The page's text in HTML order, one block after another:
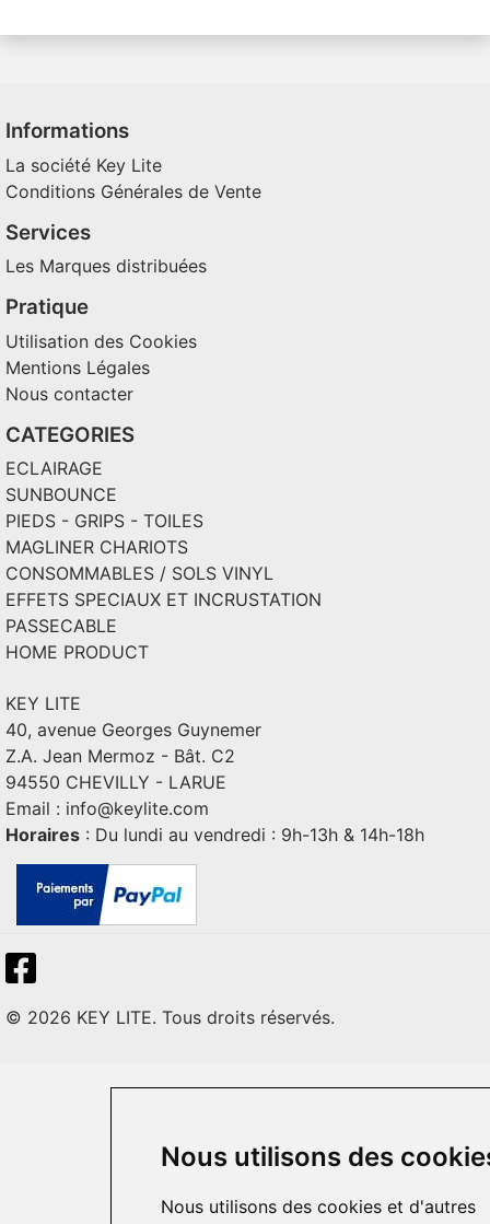
Nous utilisons des
Nous utilisons des cookies et d'autres
Informations
La société Key Lite
Conditions Générales de Vente
Services
Les Marques distribuées
Pratique
Utilisation des Cookies
Mentions Légales
Nous contacter
CATEGORIES
ECLAIRAGE
SUNBOUNCE
PIEDS - GRIPS - TOILES
MAGLINER CHARIOTS
CONSOMMABLES / SOLS VINYL
EFFETS SPECIAUX ET INCRUSTATION
PASSECABLE
HOME PRODUCT
KEY LITE
40, avenue Georges Guynemer
Z.A. Jean Mermoz - Bât. C2
94550 CHEVILLY - LARUE
Email : info@keylite.com
Horaires : Du lundi au vendredi : 9h-13h & 14h-18h
© 2026 KEY LITE. Tous droits réservés.